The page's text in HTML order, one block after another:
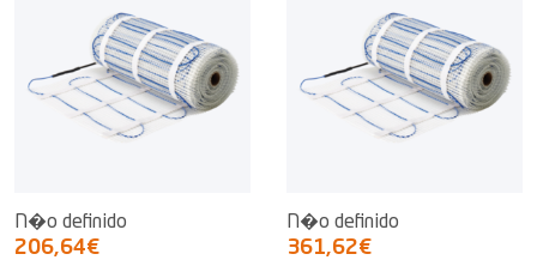
N�o definido
206,64€
N�o definido
361,62€